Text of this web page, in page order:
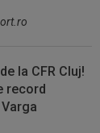
la CFR Cluj!
record